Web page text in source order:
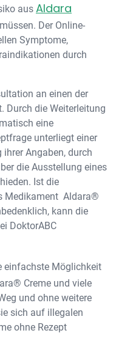
aus Aldara
Der Online-
Symptome,
durch
an einen der
Durch die Weiterleitung
eine
unterliegt einer
Angaben, durch
die Ausstellung eines
Ist die
Medikament Aldara®
kann die
DoktorABC
einfachste Möglichkeit
Creme und viele
und ohne weitere
sich auf illegalen
ohne Rezept